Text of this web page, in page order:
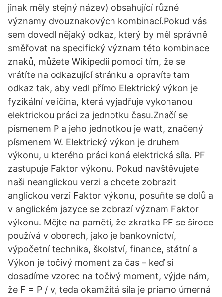
jinak měly stejný název) obsahující různé
významy dvouznakových kombinací.Pokud vás
sem dovedl nějaký odkaz, který by měl správně
směřovat na specifický význam této kombinace
znaků, můžete Wikipedii pomoci tím, že se
vrátíte na odkazující stránku a opravíte tam
odkaz tak, aby vedl přímo Elektrický výkon je
fyzikální veličina, která vyjadřuje vykonanou
elektrickou práci za jednotku času.Značí se
písmenem P a jeho jednotkou je watt, značený
písmenem W. Elektrický výkon je druhem
výkonu, u kterého práci koná elektrická síla. PF
zastupuje Faktor výkonu. Pokud navštěvujete
naši neanglickou verzi a chcete zobrazit
anglickou verzi Faktor výkonu, posuňte se dolů a
v anglickém jazyce se zobrazí význam Faktor
výkonu. Mějte na paměti, že zkratka PF se široce
používá v oborech, jako je bankovnictví,
výpočetní technika, školství, finance, státní a
Výkon je točivý moment za čas – keď si
dosadíme vzorec na točivý moment, výjde nám,
že F = P / v, teda okamžitá sila je priamo úmerná